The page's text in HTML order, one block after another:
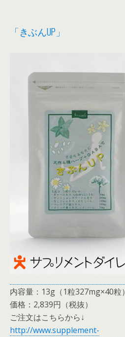
「きぶんUP」
内容量：13g（1粒327mg×40粒）
価格：2,839円（税抜）
ご注文はこちらから↓
http://www.supplement-